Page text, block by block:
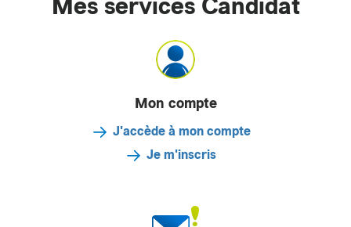
Mon compte
J'accède à mon compte
Je m'inscris